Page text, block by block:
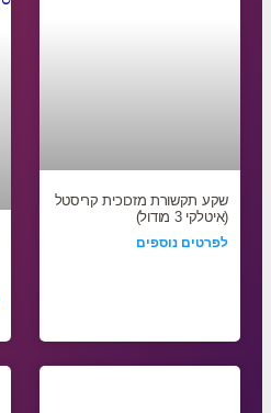
שקע תקשורת מזכוכית קריסטל
(איטלקי 3 מודול)
לפרטים נוספים